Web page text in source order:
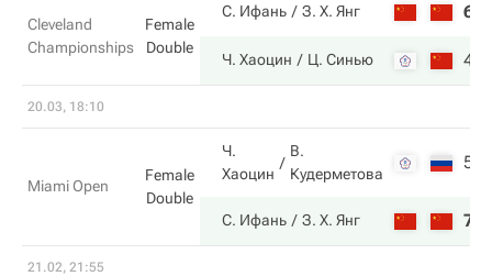
Cleveland
Championships
Female
Double
С. Ифань З. Х. Янг 6
Ч. Хаоцин Ц. Синью 4
20.03, 18:10
Miami Open
Female
Double
Ч.
Хаоцин
В.
Кудерметова
5
С. Ифань З. Х. Янг 7
21.02, 21:55